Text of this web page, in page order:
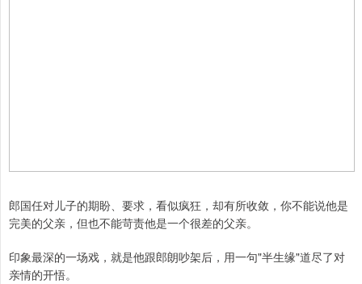
郎国任对儿子的期盼、要求，看似疯狂，却有所收敛，你不能说他是
完美的父亲，但也不能苛责他是一个很差的父亲。
印象最深的一场戏，就是他跟郎朗吵架后，用一句"半生缘"道尽了对
亲情的开悟。